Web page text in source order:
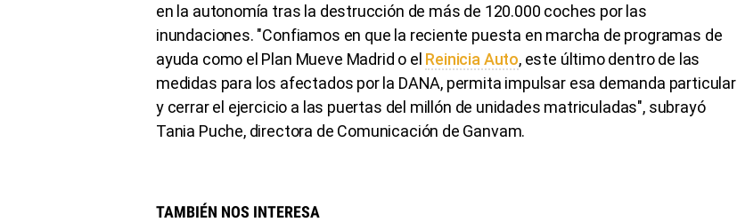
en la autonomía tras la destrucción de más de 120.000 coches por las
inundaciones. "Confiamos en que la reciente puesta en marcha de programas de
ayuda como el Plan Mueve Madrid o el Reinicia Auto, este último dentro de las
medidas para los afectados por la DANA, permita impulsar esa demanda particular
y cerrar el ejercicio a las puertas del millón de unidades matriculadas", subrayó
Tania Puche, directora de Comunicación de Ganvam.
TAMBIÉN NOS INTERESA